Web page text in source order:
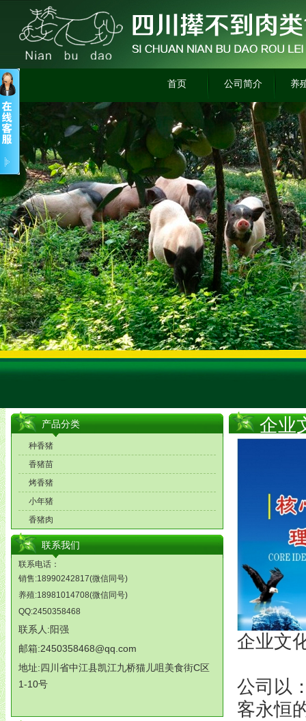
首页 公司简介 养
产品分类
种香猪
香猪苗
烤香猪
小年猪
香猪肉
联系我们
联系电话：
销售:18990242817(微信同号)
养殖:18981014708(微信同号)
QQ:2450358468
联系人:阳强
邮箱:2450358468@qq.com
地址:四川省中江县凯江九桥猫儿咀美食街C区
1-10号
企业
企业文
公司以
客永恒